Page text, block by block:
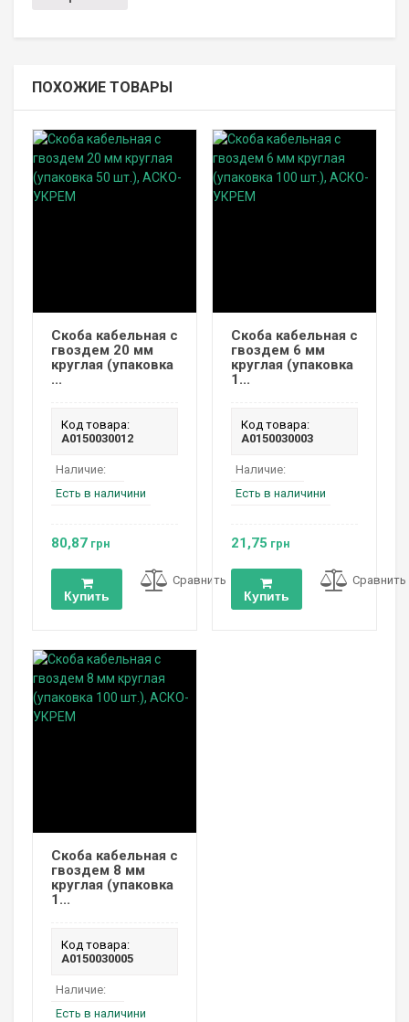
ПОХОЖИЕ ТОВАРЫ
Скоба кабельная с
гвоздем 20 мм
круглая (упаковка
...
Код товара:
A0150030012
Наличие:
Есть в наличини
80,87 грн
Купить
Сравнить
Скоба кабельная с
гвоздем 6 мм
круглая (упаковка
1...
Код товара:
A0150030003
Наличие:
Есть в наличини
21,75 грн
Купить
Сравнить
Скоба кабельная с
гвоздем 8 мм
круглая (упаковка
1...
Код товара:
A0150030005
Наличие:
Есть в наличини